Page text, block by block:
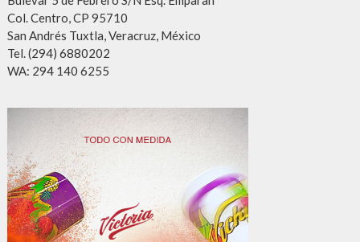
Col. Centro, CP 95710
San Andrés Tuxtla, Veracruz, México
Tel. (294) 6880202
WA: 294 140 6255